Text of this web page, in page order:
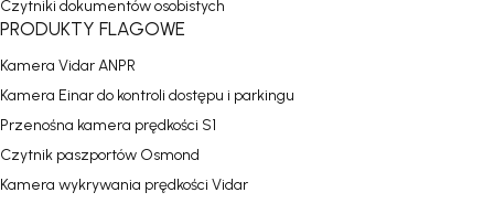
Czytniki dokumentów osobistych
PRODUKTY FLAGOWE
Kamera Vidar ANPR
Kamera Einar do kontroli dostępu i parkingu
Przenośna kamera prędkości S1
Czytnik paszportów Osmond
Kamera wykrywania prędkości Vidar